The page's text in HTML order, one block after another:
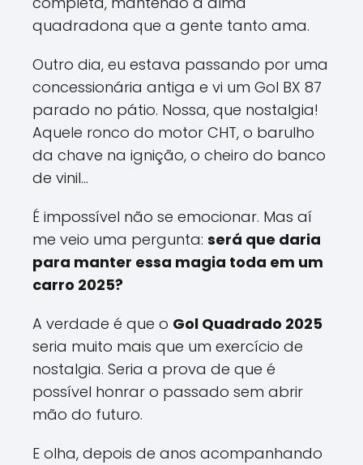
quadradona que a gente tanto ama.
Outro dia, eu estava passando por uma
concessionária antiga e vi um Gol BX 87
parado no pátio. Nossa, que nostalgia!
Aquele ronco do motor CHT, o barulho
da chave na ignição, o cheiro do banco
de vinil...
É impossível não se emocionar. Mas aí
me veio uma pergunta: será que daria
para manter essa magia toda em um
carro 2025?
A verdade é que o Gol Quadrado 2025
seria muito mais que um exercício de
nostalgia. Seria a prova de que é
possível honrar o passado sem abrir
mão do futuro.
E olha, depois de anos acompanhando